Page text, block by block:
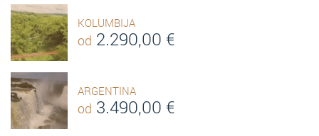
KOLUMBIJA
od 2.290,00 €
ARGENTINA
od 3.490,00 €